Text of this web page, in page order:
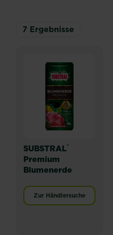
7 Ergebnisse
SUBSTRAL®
Premium
Blumenerde
Zur Händlersuche